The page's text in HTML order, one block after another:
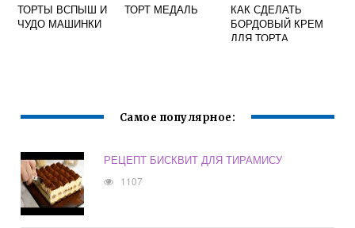
ТОРТЫ ВСПЫШ И
ЧУДО МАШИНКИ
ТОРТ МЕДАЛЬ
КАК СДЕЛАТЬ
БОРДОВЫЙ КРЕМ
ДЛЯ ТОРТА
Самое популярное:
РЕЦЕПТ БИСКВИТ ДЛЯ ТИРАМИСУ
1107